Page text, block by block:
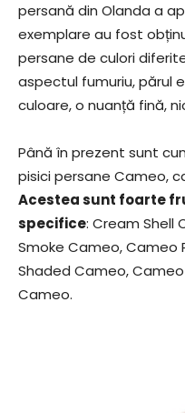
persană din Olanda a
exemplare au fost
persane de culori
aspectul fumuriu, părul
culoare, o nuanță fină,
Până în prezent sunt
pisici persane Cameo,
Acestea sunt foarte
specifice: Cream Shell
Smoke Cameo, Cameo
Shaded Cameo,
Cameo.